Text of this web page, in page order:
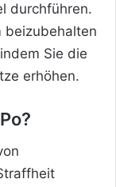
durchführen.
beizubehalten
Sie die
erhöhen.